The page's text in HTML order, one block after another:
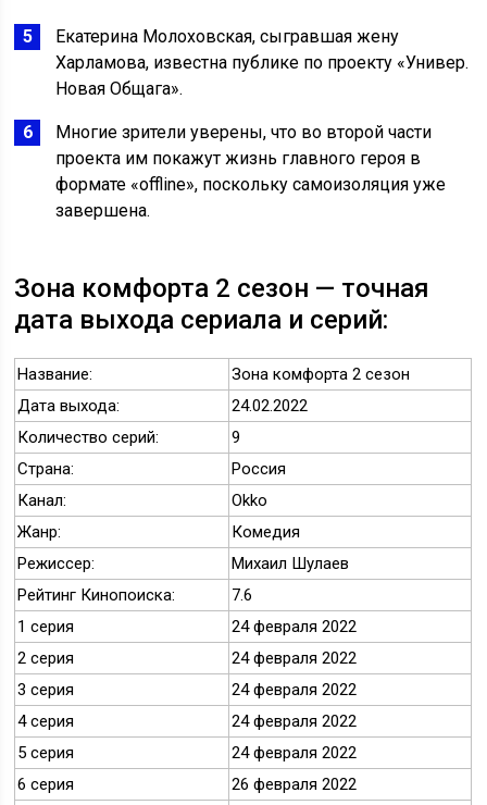
Екатерина Молоховская, сыгравшая жену
Харламова, известна публике по проекту «Универ.
Новая Общага».
Многие зрители уверены, что во второй части
проекта им покажут жизнь главного героя в
формате «offline», поскольку самоизоляция уже
завершена.
Зона комфорта 2 сезон — точная
дата выхода сериала и серий:
Название:
Зона комфорта 2 сезон
Дата выхода:
24.02.2022
Количество серий:
9
Страна:
Россия
Канал:
Okko
Жанр:
Комедия
Режиссер:
Михаил Шулаев
Рейтинг Кинопоиска:
7.6
1 серия
24 февраля 2022
2 серия
24 февраля 2022
3 серия
24 февраля 2022
4 серия
24 февраля 2022
5 серия
24 февраля 2022
6 серия
26 февраля 2022